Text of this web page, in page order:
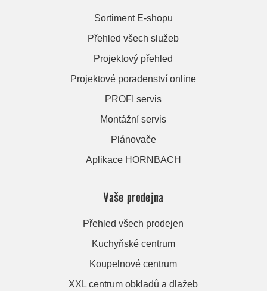
Sortiment E-shopu
Přehled všech služeb
Projektový přehled
Projektové poradenství online
PROFI servis
Montážní servis
Plánovače
Aplikace HORNBACH
Vaše prodejna
Přehled všech prodejen
Kuchyňské centrum
Koupelnové centrum
XXL centrum obkladů a dlažeb